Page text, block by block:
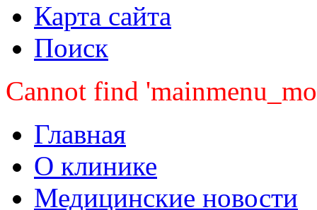
Карта сайта
Поиск
Cannot find
Главная
О клинике
Медицинские новости